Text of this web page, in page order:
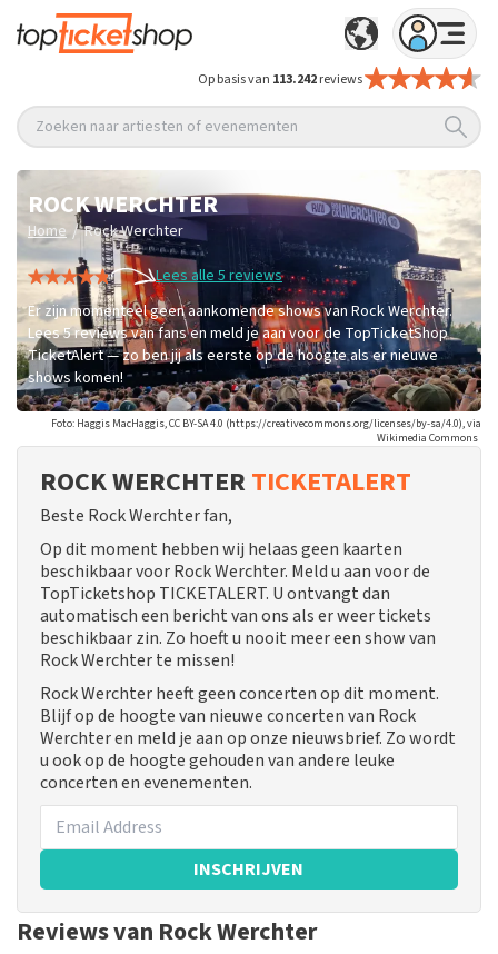
Op basis van 113.242reviews
Zoeken naar artiesten of evenementen
ROCK WERCHTER
Home / Rock Werchter
Lees alle 5 reviews
Er zijn momenteel geen aankomende shows van Rock Werchter.
Lees 5 reviews van fans en meld je aan voor de TopTicketShop
TicketAlert — zo ben jij als eerste op de hoogte als er nieuwe
shows komen!
Foto: Haggis MacHaggis, CC BY-SA 4.0 (https://creativecommons.org/licenses/by-sa/4.0), via
Wikimedia Commons
ROCK WERCHTER TICKETALERT
Beste Rock Werchter fan,
Op dit moment hebben wij helaas geen kaarten
beschikbaar voor Rock Werchter. Meld u aan voor de
TopTicketshop TICKETALERT. U ontvangt dan
automatisch een bericht van ons als er weer tickets
beschikbaar zin. Zo hoeft u nooit meer een show van
Rock Werchter te missen!
Rock Werchter heeft geen concerten op dit moment.
Blijf op de hoogte van nieuwe concerten van Rock
Werchter en meld je aan op onze nieuwsbrief. Zo wordt
u ook op de hoogte gehouden van andere leuke
concerten en evenementen.
INSCHRIJVEN
Reviews van Rock Werchter